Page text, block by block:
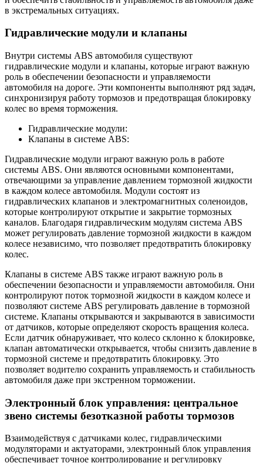
в экстремальных ситуациях.
Гидравлические модули и клапаны
Внутри системы ABS автомобиля существуют
гидравлические модули и клапаны, которые играют важную
роль в обеспечении безопасности и управляемости
автомобиля на дороге. Эти компоненты выполняют ряд задач,
синхронизируя работу тормозов и предотвращая блокировку
колес во время торможения.
Гидравлические модули:
Клапаны в системе ABS:
Гидравлические модули играют важную роль в работе
системы ABS. Они являются основными компонентами,
отвечающими за управление давлением тормозной жидкости
в каждом колесе автомобиля. Модули состоят из
гидравлических клапанов и электромагнитных соленоидов,
которые контролируют открытие и закрытие тормозных
каналов. Благодаря гидравлическим модулям система ABS
может регулировать давление тормозной жидкости в каждом
колесе независимо, что позволяет предотвратить блокировку
колес.
Клапаны в системе ABS также играют важную роль в
обеспечении безопасности и управляемости автомобиля. Они
контролируют поток тормозной жидкости в каждом колесе и
позволяют системе ABS регулировать давление в тормозной
системе. Клапаны открываются и закрываются в зависимости
от датчиков, которые определяют скорость вращения колеса.
Если датчик обнаруживает, что колесо склонно к блокировке,
клапан автоматически открывается, чтобы снизить давление в
тормозной системе и предотвратить блокировку. Это
позволяет водителю сохранить управляемость и стабильность
автомобиля даже при экстренном торможении.
Электронный блок управления: центральное
звено системы безотказной работы тормозов
Взаимодействуя с датчиками колес, гидравлическими
модуляторами и актуаторами, электронный блок управления
обеспечивает точное контролирование и регулировку